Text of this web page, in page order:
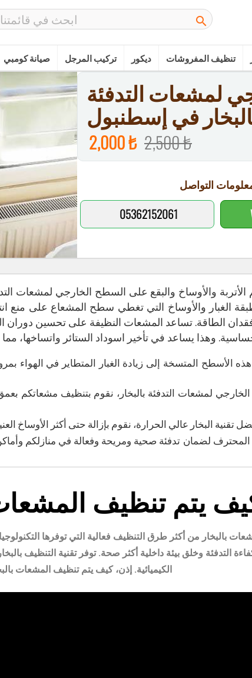

صيانة كومبي تركيب المرجل ديكور تنظيف المفروشات
لمشعات التدفئة
في إسطنبول
2,000 ₺ 2,500 ₺
التواصل
05362152061
الأتربة والأوساخ والبقع على السطح الخارجي لمشعات
الغبار والأوساخ التي تغطي سطح المشعاع على منع
الطاقة. تساعد المشعات النظيفة على تحسين دوران
الأسطح المتسخة إلى زيادة الغبار المتطاير في الهواء
لمشعات التدفئة بالبخار، نقوم بتنظيف مشعاتكم
لضمان تدفئة صحية ومريحة وفعالة في منازلكم
يتم تنظيف
بالبخار من أكثر طرق التنظيف فعالية التي توفرها
التدفئة وخلق بيئة داخلية أكثر صحة. توفر تقنية التنظيف
الكيميائية. إذن، كيف يتم تنظيف المشعات